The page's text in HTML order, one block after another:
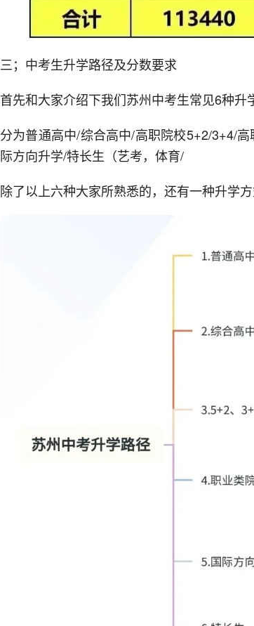
三；中考生升学路径及分数要求
首先和大家介绍下我们苏州中考生常见6种升
分为普通高中/综合高中/高职院校5+2/3+4/
际方向升学/特长生（艺考，体育/
除了以上六种大家所熟悉的，还有一种升学方